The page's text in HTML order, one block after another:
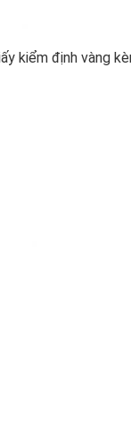
kiểm định vàng